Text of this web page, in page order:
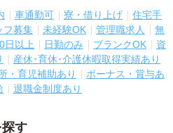
車通勤可 寮・借り上げ
住宅手
フ募集 未経験OK 管理職求人
無
日以上 日勤のみ ブランクOK
資
産休･育休･介護休暇取得実績あり
・育児補助あり
ボーナス・賞与あ
退職金制度あり
す